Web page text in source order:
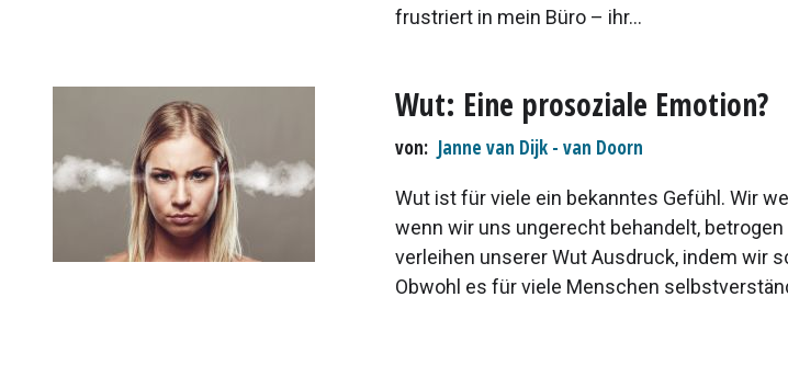
frustriert in mein Büro – ihr...
Wut: Eine prosoziale Emotion?
von Janne van Dijk - van Doorn
Wut ist für viele ein bekanntes Gefühl. Wir
wenn wir uns ungerecht behandelt,
verleihen unserer Wut Ausdruck, indem wir
Obwohl es für viele Menschen